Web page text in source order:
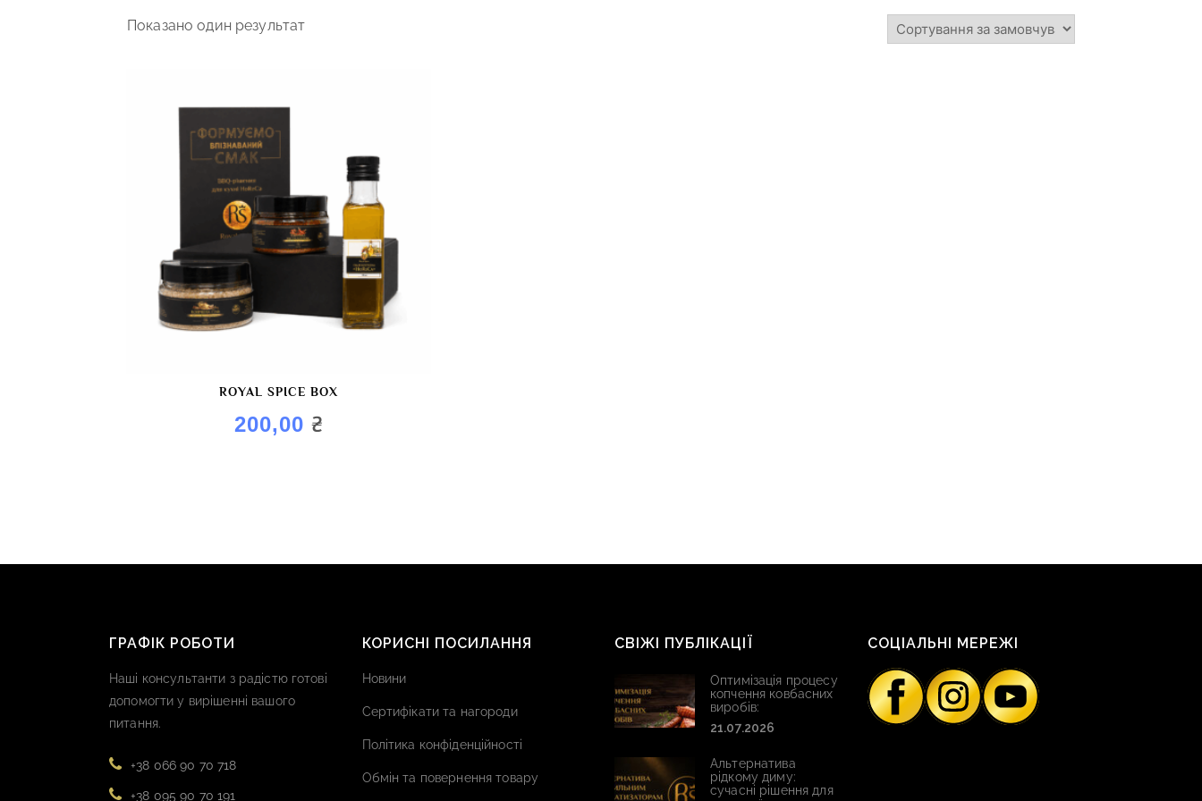
Показано один результат
ROYAL SPICE BOX
200,00 ₴
ГРАФІК РОБОТИ
Наші консультанти з радістю готові
допомогти у вирішенні вашого
питання.
+38 066 90 70 718
+38 095 90 70 191
КОРИСНІ ПОСИЛАННЯ
Новини
Сертифікати та нагороди
Політика конфіденційності
Обмін та повернення товару
СВІЖІ ПУБЛІКАЦІЇ
Оптимізація процесу
копчення ковбасних
виробів:
21.07.2026
Альтернатива
рідкому диму:
сучасні рішення для
СОЦІАЛЬНІ МЕРЕЖІ